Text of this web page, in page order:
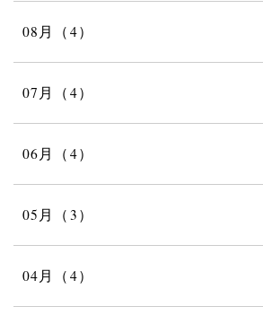
08月（4）
07月（4）
06月（4）
05月（3）
04月（4）